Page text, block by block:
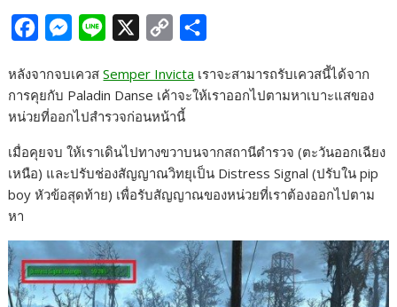
c
e
o
o
M
s
s
n
g
r
n
p
y
i
n
a
หลังจากจบเควสSemper Invicta เราจะสามารถรับเควสนี้ได้จาก
การคุยกับ Paladin Danse เค้าจะให้เราออกไปตามหาเบาะแสของ
หน่วยที่ออกไปสำรวจก่อนหน้านี้
เมื่อคุยจบ ให้เราเดินไปทางขวาบนจากสถานีตำรวจ (ตะวันออกเฉียง
เหนือ) และปรับช่องสัญญาณวิทยุเป็น Distress Signal (ปรับใน pip
boy หัวข้อสุดท้าย) เพื่อรับสัญญาณของหน่วยที่เราต้องออกไปตาม
หา